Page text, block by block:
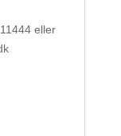
eller